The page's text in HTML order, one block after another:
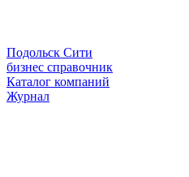
Подольск Сити
бизнес справочник
Каталог компаний
Журнал